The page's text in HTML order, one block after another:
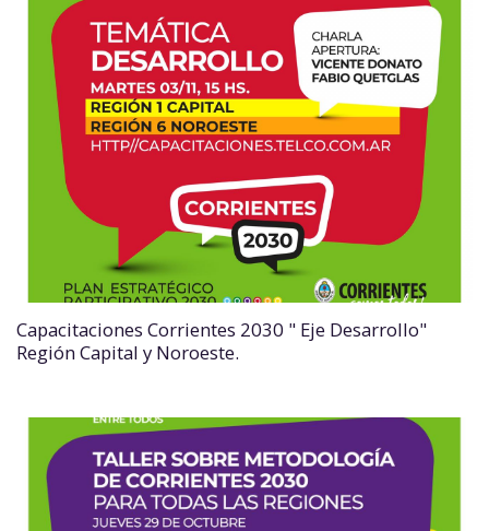
Capacitaciones Corrientes 2030 " Eje Desarrollo"
Región Capital y Noroeste.